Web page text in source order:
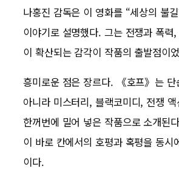
나홍진 감독은 이 영화를 “세상의 불
이야기로 설명했다. 그는 전쟁과 폭력
이 확산되는 감각이 작품의 출발점이
흥미로운 점은 장르다. 《호프》는 단
아니라 미스터리, 블랙코미디, 전쟁
한꺼번에 밀어 넣은 작품으로 소개된
이 바로 칸에서의 호평과 혹평을 동시
이다.